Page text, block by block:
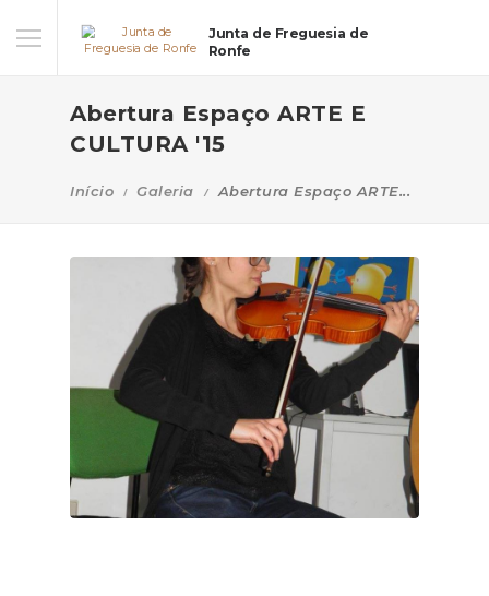
Junta de Freguesia de
Ronfe
Abertura Espaço ARTE E
CULTURA '15
Início Galeria Abertura Espaço ARTE...